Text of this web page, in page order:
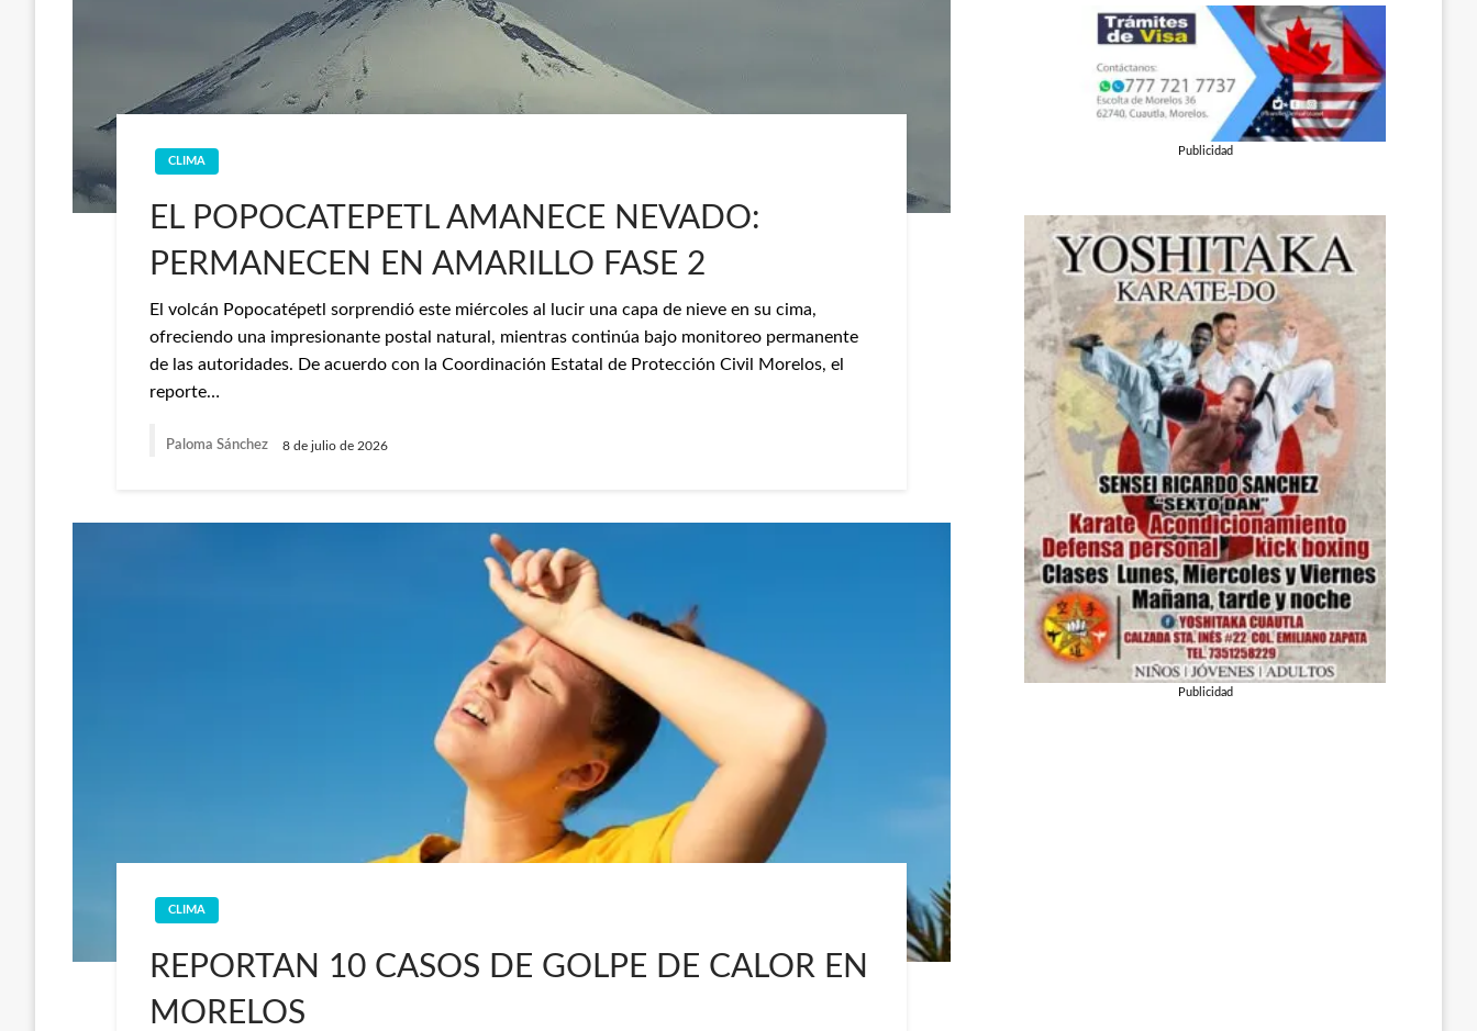
CLIMA
EL POPOCATEPETL AMANECE NEVADO:
PERMANECEN EN AMARILLO FASE 2
El volcán Popocatépetl sorprendió este miércoles al lucir una capa de nieve en su cima,
ofreciendo una impresionante postal natural, mientras continúa bajo monitoreo permanente
de las autoridades. De acuerdo con la Coordinación Estatal de Protección Civil Morelos, el
reporte…
Paloma Sánchez 8 de julio de 2026
CLIMA
REPORTAN 10 CASOS DE GOLPE DE CALOR EN
MORELOS
Publicidad
Publicidad